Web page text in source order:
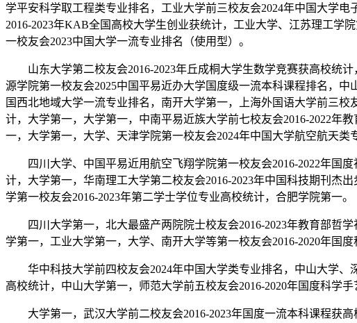
学平安科学取工程类专业排名，工业大学前三校友会2024年中国大学
2016-2023年KAB全国高校大学生创业获统计，工业大学、江苏理工学
一校友会2023中国大学一流专业排名（使用型）。
山东大学第二校友会2016-2023年丘成桐大学生数学竞赛获高校统计
源学院第一校友会2025中国平易近办大学国度级一流本科课程排名，
国西北地域大学一流专业排名，南开大学第一，上海外国语大学前三
计，大学第一，大学第一，中南平易近族大学前七校友会2016-2022年
一，大学第一，大学、天津学院第一校友会2024年中国大学航空航天
四川大学、中国平易近用航空飞翔学院第一校友会2016-2022年国度
计，大学第一，华南理工大学第二校友会2016-2023年中国科技期刊杰
学第一校友会2016-2023年第二学士学位专业高校统计，合肥学院第一。
四川大学第一，北大最盛产两院院士校友会2016-2023年教育部哲学
学第一，工业大学第一，大学、南开大学等第一校友会2016-2020年国
华中科技大学前四校友会2024年中国大学类专业排名，中山大学、
高校统计，中山大学第一，师范大学前五校友会2016-2020年国度科学手
大学第一，武汉大学前二校友会2016-2023年国度一流本科课程获高